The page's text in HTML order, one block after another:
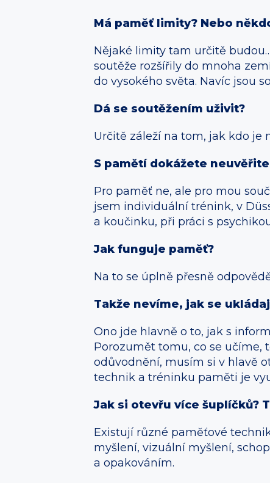
Má paměť limity? Nebo
Nějaké limity tam určitě
soutěže rozšířily do mnoha
do vysokého světa. Navíc jsou
Dá se soutěžením uživit?
Určitě záleží na tom, jak kdo je
S pamětí dokážete
Pro paměť ne, ale pro mou
jsem individuální trénink, v
a koučinku, při práci s
Jak funguje paměť?
Na to se úplně přesně
Takže nevíme, jak se
Ono jde hlavně o to, jak s
Porozumět tomu, co se učíme,
odůvodnění, musím si v hlavě
technik a tréninku paměti je
Jak si otevřu více šuplíčků?
Existují různé paměťové
myšlení, vizuální myšlení,
a opakováním.